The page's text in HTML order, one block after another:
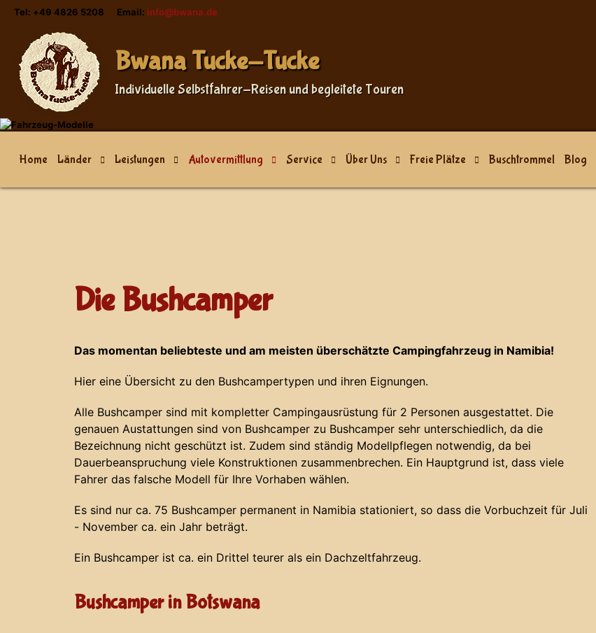
Tel: +49 4826 5208 Email: info@bwana.de
Bwana Tucke-Tucke
Individuelle Selbstfahrer-Reisen und begleitete Touren
Home Länder Leistungen Autovermittlung Service Über Uns Freie Plätze Buschtrommel Blog
Die Bushcamper
Das momentan beliebteste und am meisten überschätzte Campingfahrzeug in Namibia!
Hier eine Übersicht zu den Bushcampertypen und ihren Eignungen.
Alle Bushcamper sind mit kompletter Campingausrüstung für 2 Personen ausgestattet. Die
genauen Austattungen sind von Bushcamper zu Bushcamper sehr unterschiedlich, da die
Bezeichnung nicht geschützt ist. Zudem sind ständig Modellpflegen notwendig, da bei
Dauerbeanspruchung viele Konstruktionen zusammenbrechen. Ein Hauptgrund ist, dass viele
Fahrer das falsche Modell für Ihre Vorhaben wählen.
Es sind nur ca. 75 Bushcamper permanent in Namibia stationiert, so dass die Vorbuchzeit für Juli
- November ca. ein Jahr beträgt.
Ein Bushcamper ist ca. ein Drittel teurer als ein Dachzeltfahrzeug.
Bushcamper in Botswana